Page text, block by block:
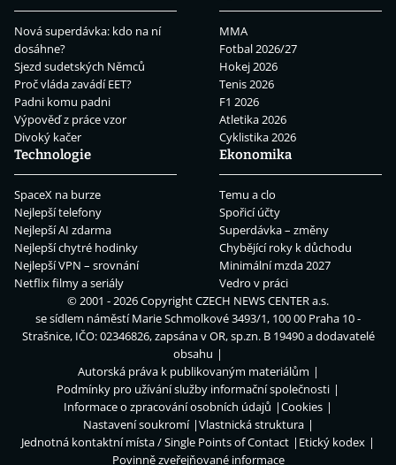
Nová superdávka: kdo na ní
dosáhne?
Sjezd sudetských Němců
Proč vláda zavádí EET?
Padni komu padni
Výpověď z práce vzor
Divoký kačer
MMA
Fotbal 2026/27
Hokej 2026
Tenis 2026
F1 2026
Atletika 2026
Cyklistika 2026
Technologie
SpaceX na burze
Nejlepší telefony
Nejlepší AI zdarma
Nejlepší chytré hodinky
Nejlepší VPN – srovnání
Netflix filmy a seriály
Ekonomika
Temu a clo
Spořicí účty
Superdávka – změny
Chybějící roky k důchodu
Minimální mzda 2027
Vedro v práci
© 2001 - 2026 CopyrightCZECH NEWS CENTER a.s.
se sídlem náměstí Marie Schmolkové 3493/1, 100 00 Praha 10 -
Strašnice, IČO: 02346826, zapsána v OR, sp.zn. B 19490 a dodavatelé
obsahu
Autorská práva k publikovaným materiálům
Podmínky pro užívání služby informační společnosti
Informace o zpracování osobních údajů
Cookies
Nastavení soukromí
Vlastnická struktura
Jednotná kontaktní místa / Single Points of Contact
Etický kodex
Povinně zveřejňované informace